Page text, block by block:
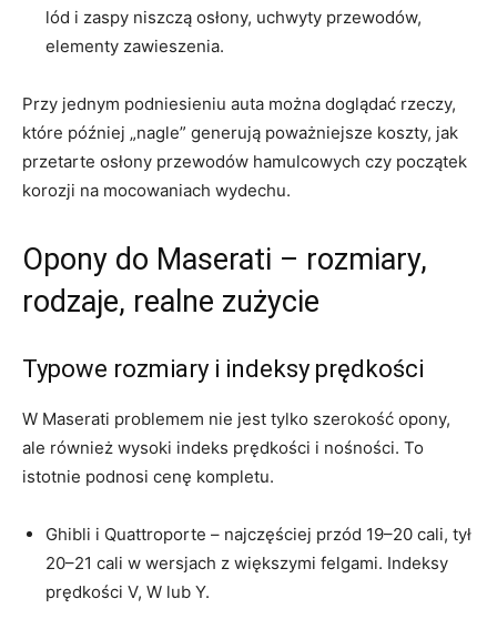
lód i zaspy niszczą osłony, uchwyty przewodów,
elementy zawieszenia.
Przy jednym podniesieniu auta można doglądać rzeczy,
które później „nagle” generują poważniejsze koszty, jak
przetarte osłony przewodów hamulcowych czy początek
korozji na mocowaniach wydechu.
Opony do Maserati – rozmiary,
rodzaje, realne zużycie
Typowe rozmiary i indeksy prędkości
W Maserati problemem nie jest tylko szerokość opony,
ale również wysoki indeks prędkości i nośności. To
istotnie podnosi cenę kompletu.
Ghibli i Quattroporte – najczęściej przód 19–20 cali, tył
20–21 cali w wersjach z większymi felgami. Indeksy
prędkości V, W lub Y.